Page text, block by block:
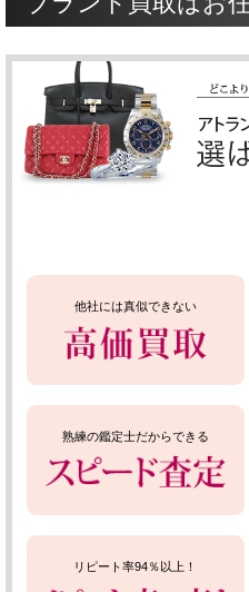
他社には真似できない
熟練の鑑定士だからできる
リピート率94％以上！